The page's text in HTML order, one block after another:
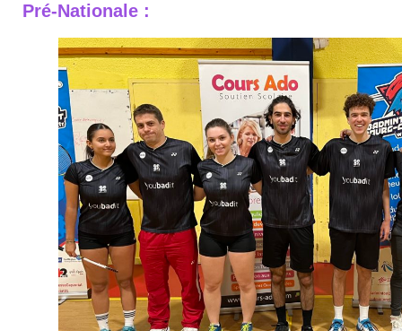
Pré-Nationale :